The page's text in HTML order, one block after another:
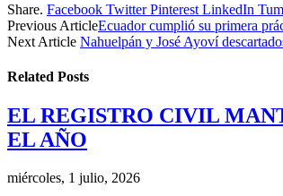
Share. Facebook Twitter Pinterest LinkedIn
Previous ArticleEcuador cumplió su primera
Next Article Nahuelpán y José Ayoví
Related Posts
EL REGISTRO CIVIL
EL AÑO
miércoles, 1 julio, 2026